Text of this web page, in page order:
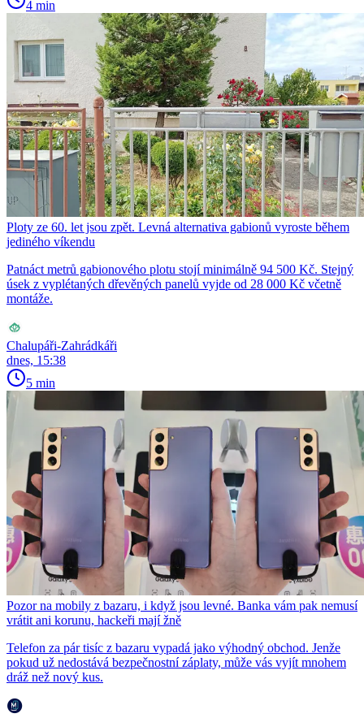
4 min
Ploty ze 60. let jsou zpět. Levná alternativa gabionů vyroste během
jediného víkendu
Patnáct metrů gabionového plotu stojí minimálně 94 500 Kč. Stejný
úsek z vyplétaných dřevěných panelů vyjde od 28 000 Kč včetně
montáže.
Chalupáři-Zahrádkáři
dnes, 15:38
5 min
Pozor na mobily z bazaru, i když jsou levné. Banka vám pak nemusí
vrátit ani korunu, hackeři mají žně
Telefon za pár tisíc z bazaru vypadá jako výhodný obchod. Jenže
pokud už nedostává bezpečnostní záplaty, může vás vyjít mnohem
dráž než nový kus.